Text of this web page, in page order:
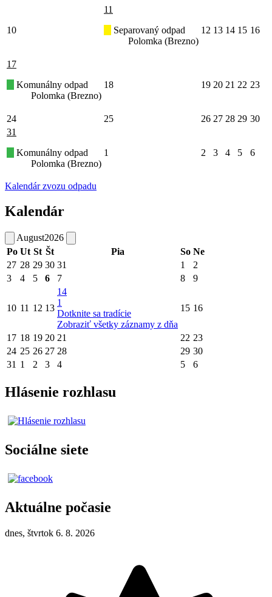
10
11
Separovaný odpad
Polomka (Brezno)
12 13 14 15 16
17
Komunálny odpad
Polomka (Brezno)
18 19 20 21 22 23
24 25 26 27 28 29 30
31
Komunálny odpad
Polomka (Brezno)
1 2 3 4 5 6
Kalendár zvozu odpadu
Kalendár
August2026
Po Ut St Št Pia So Ne
27 28 29 30 31 1
2
3
4 5 6 7 8 9
10 11 12 13
14
1
Dotknite sa tradície
Zobraziť všetky záznamy z dňa
15 16
17 18 19 20 21 22 23
24 25 26 27 28 29 30
31 1 2 3 4 5 6
Hlásenie rozhlasu
Sociálne siete
Aktuálne počasie
dnes, štvrtok 6. 8. 2026